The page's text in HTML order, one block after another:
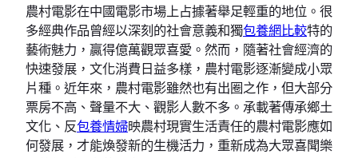
農村電影在中國電影市場上占據著舉足輕重的地位。很
多經典作品曾經以深刻的社會意義和獨包養網比較特的
藝術魅力，贏得億萬觀眾喜愛。然而，隨著社會經濟的
快速發展，文化消費日益多樣，農村電影逐漸變成小眾
片種。近年來，農村電影雖然也有出圈之作，但大部分
票房不高、聲量不大、觀影人數不多。承載著傳承鄉土
文化、反包養情婦映農村現實生活責任的農村電影應如
何發展，才能煥發新的生機活力，重新成為大眾喜聞樂